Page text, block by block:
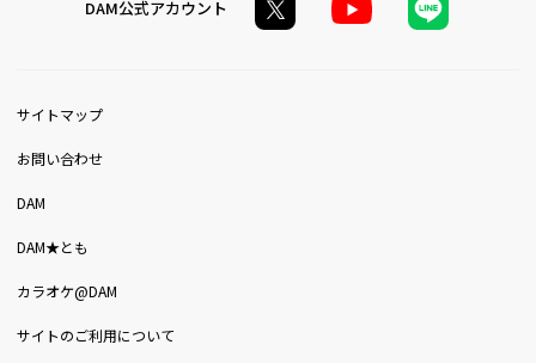
DAM公式アカウント
サイトマップ
お問い合わせ
DAM
DAM★とも
カラオケ@DAM
サイトのご利用について